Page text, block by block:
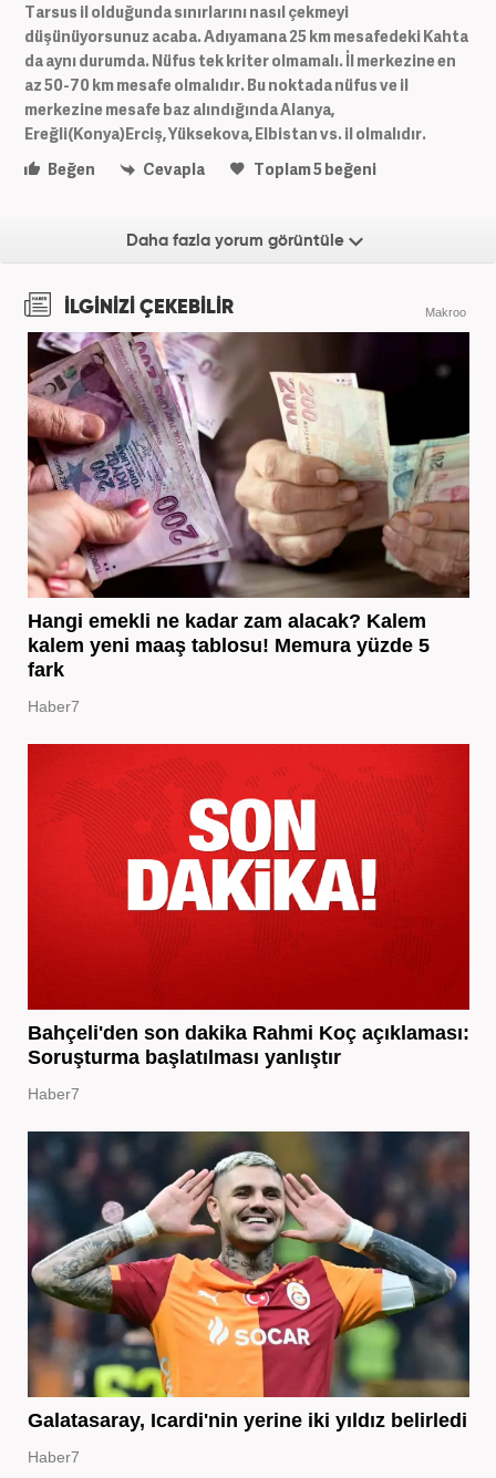
Tarsus il olduğunda sınırlarını nasıl çekmeyi
düşünüyorsunuz acaba. Adıyamana 25 km mesafedeki Kahta
da aynı durumda. Nüfus tek kriter olmamalı. İl merkezine en
az 50-70 km mesafe olmalıdır. Bu noktada nüfus ve il
merkezine mesafe baz alındığında Alanya,
Ereğli(Konya)Erciş, Yüksekova, Elbistan vs. il olmalıdır.
Beğen
Cevapla Toplam5beğeni
Daha fazla yorum görüntüle
İLGİNİZİ ÇEKEBİLİR Makroo
Hangi emekli ne kadar zam alacak? Kalem
kalem yeni maaş tablosu! Memura yüzde 5
fark
Haber7
Bahçeli'den son dakika Rahmi Koç açıklaması:
Soruşturma başlatılması yanlıştır
Haber7
Galatasaray, Icardi'nin yerine iki yıldız belirledi
Haber7